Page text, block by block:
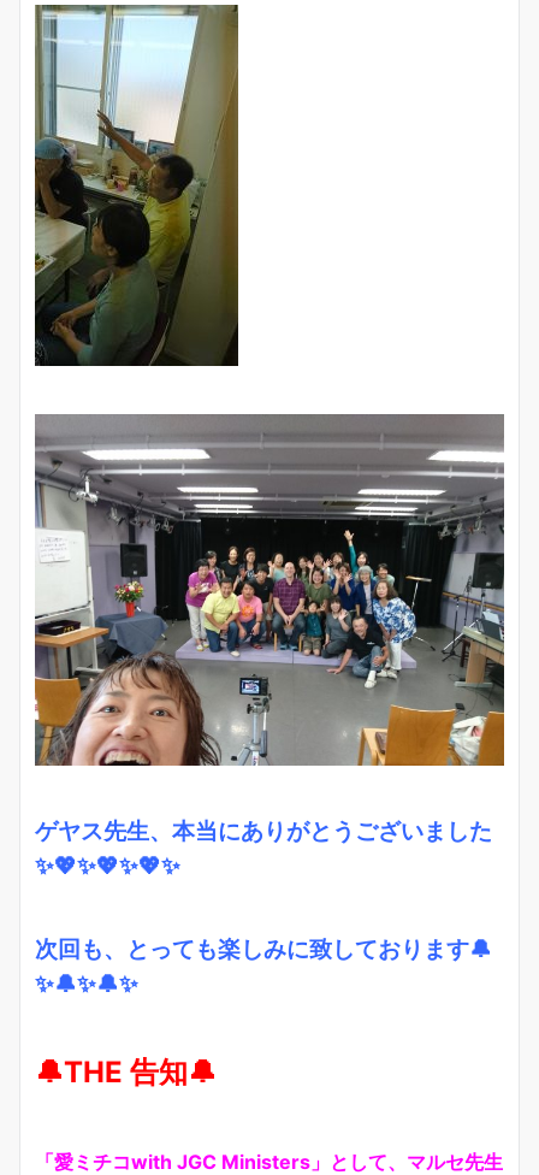
ゲヤス先生、本当にありがとうございました
✨💖✨💖✨💖✨
次回も、とっても楽しみに致しております🔔
✨🔔✨🔔✨
🔔THE 告知🔔
「愛ミチコwith JGC Ministers」として、マルセ先生